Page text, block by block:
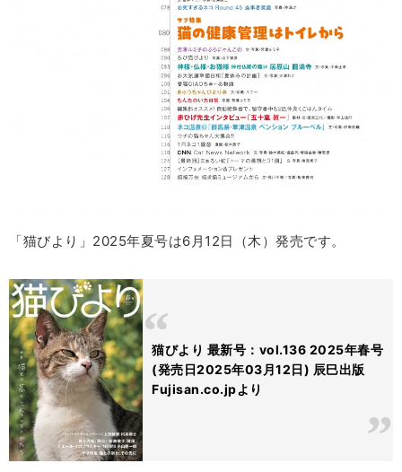
「猫びより」2025年夏号は6月12日（木）発売です。
猫びより 最新号：vol.136 2025年春号
(発売日2025年03月12日) 辰巳出版
Fujisan.co.jpより